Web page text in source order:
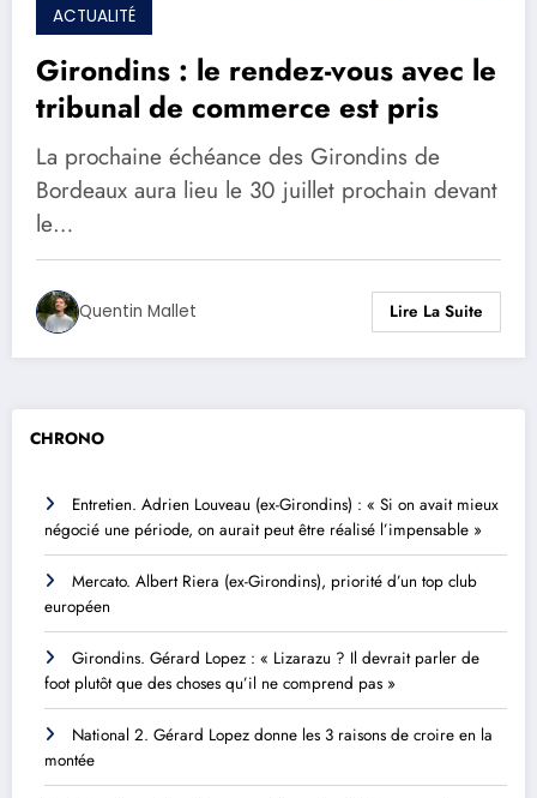
ACTUALITÉ
Girondins : le rendez-vous avec le
tribunal de commerce est pris
La prochaine échéance des Girondins de
Bordeaux aura lieu le 30 juillet prochain devant
le…
Quentin Mallet Lire La Suite
CHRONO
Entretien. Adrien Louveau (ex-Girondins) : « Si on avait mieux
négocié une période, on aurait peut être réalisé l’impensable »
Mercato. Albert Riera (ex-Girondins), priorité d’un top club
européen
Girondins. Gérard Lopez : « Lizarazu ? Il devrait parler de
foot plutôt que des choses qu’il ne comprend pas »
National 2. Gérard Lopez donne les 3 raisons de croire en la
montée